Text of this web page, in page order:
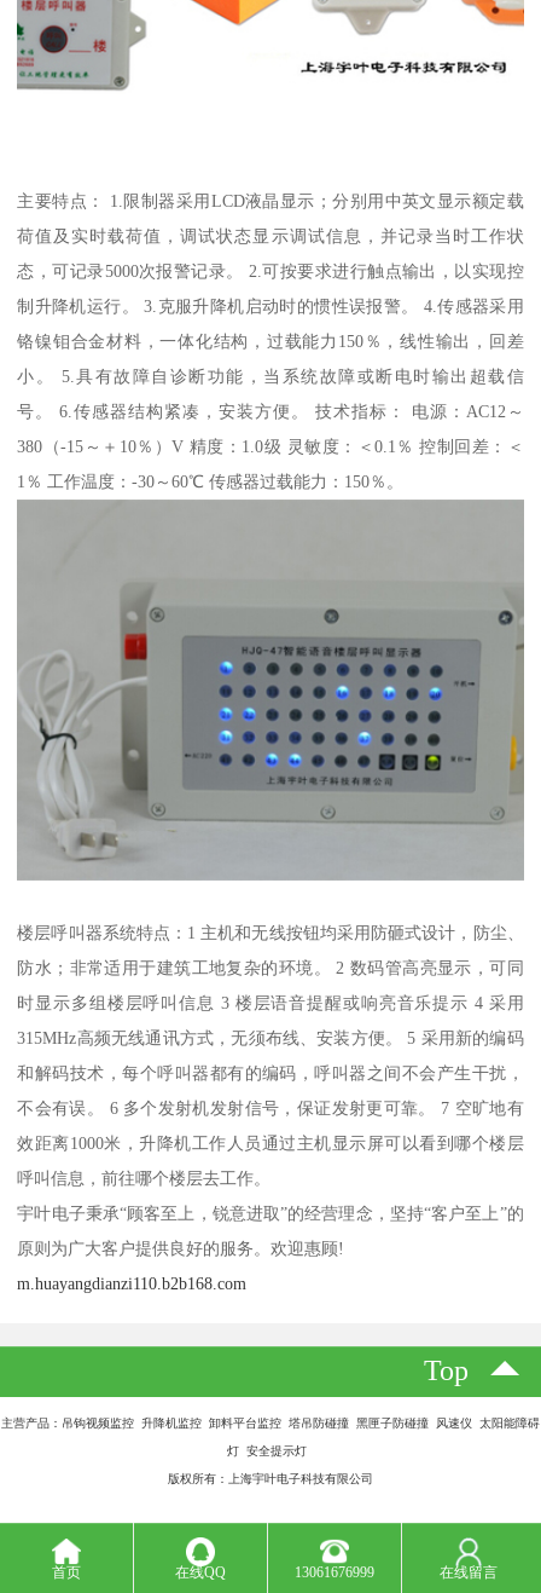
主要特点： 1.限制器采用LCD液晶显示；分别用中英文显示额定载
荷值及实时载荷值，调试状态显示调试信息，并记录当时工作状
态，可记录5000次报警记录。 2.可按要求进行触点输出，以实现控
制升降机运行。 3.克服升降机启动时的惯性误报警。 4.传感器采用
铬镍钼合金材料，一体化结构，过载能力150％，线性输出，回差
小。 5.具有故障自诊断功能，当系统故障或断电时输出超载信
号。 6.传感器结构紧凑，安装方便。 技术指标： 电源：AC12～
380（-15～＋10％）V 精度：1.0级 灵敏度：＜0.1％ 控制回差：＜
1％ 工作温度：-30～60℃ 传感器过载能力：150％。
楼层呼叫器系统特点：1 主机和无线按钮均采用防砸式设计，防尘、
防水；非常适用于建筑工地复杂的环境。 2 数码管高亮显示，可同
时显示多组楼层呼叫信息 3 楼层语音提醒或响亮音乐提示 4 采用
315MHz高频无线通讯方式，无须布线、安装方便。 5 采用新的编码
和解码技术，每个呼叫器都有的编码，呼叫器之间不会产生干扰，
不会有误。 6 多个发射机发射信号，保证发射更可靠。 7 空旷地有
效距离1000米，升降机工作人员通过主机显示屏可以看到哪个楼层
呼叫信息，前往哪个楼层去工作。
宇叶电子秉承“顾客至上，锐意进取”的经营理念，坚持“客户至上”的
原则为广大客户提供良好的服务。欢迎惠顾!
m.huayangdianzi110.b2b168.com
Top
主营产品：吊钩视频监控 升降机监控 卸料平台监控 塔吊防碰撞 黑匣子防碰撞 风速仪 太阳能障碍
灯 安全提示灯
版权所有：上海宇叶电子科技有限公司
首页 在线QQ 13061676999 在线留言